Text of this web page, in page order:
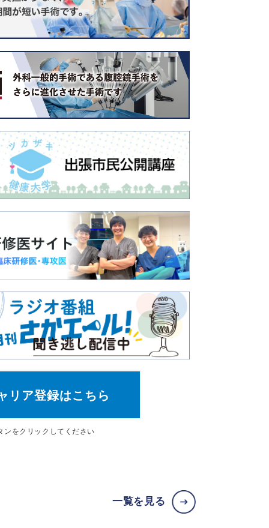
リア登録はこちら
ン をクリックしてください
一覧を見る